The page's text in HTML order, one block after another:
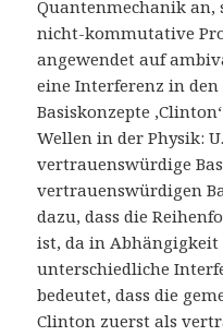
Quantenmechanik an,
nicht-kommutative
angewendet auf
eine Interferenz in
Basiskonzepte
Wellen in der Physik:
vertrauenswürdige
vertrauenswürdigen
dazu, dass die
ist, da in Abhängigkeit
unterschiedliche
bedeutet, dass die
Clinton zuerst als